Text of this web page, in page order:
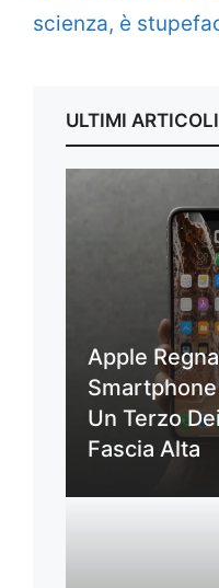
scienza, è
ULTIMI ARTICOLI
Apple
Un Terzo
Fascia Alta